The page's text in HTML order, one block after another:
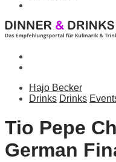
Hajo Becker
Drinks Drinks
Tio Pepe
German